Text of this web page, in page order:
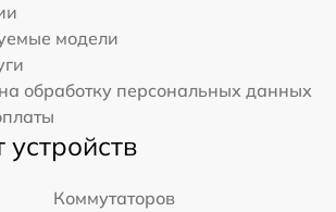
модели
обработку персональных данных
устройств
Коммутаторов